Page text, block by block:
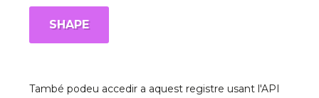
SHAPE
També podeu accedir a aquest registre usant l'API